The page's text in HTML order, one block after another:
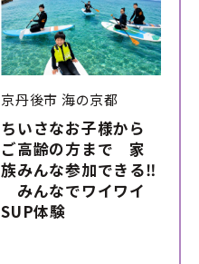
京丹後市 海の京都
ちいさなお子様から
ご高齢の方まで 家
族みんな参加できる‼
みんなでワイワイ
SUP体験